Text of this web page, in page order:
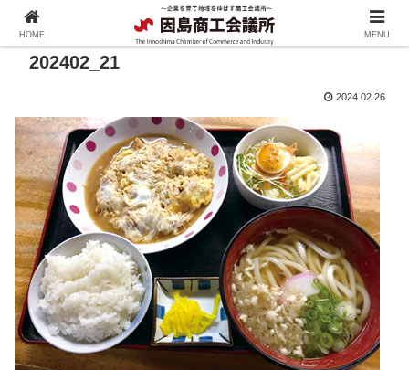
202402_21
2024.02.26
HOME MENU